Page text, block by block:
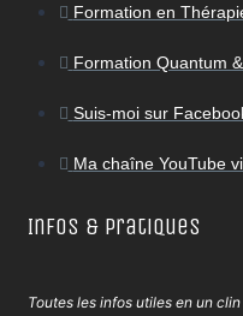
Formation en
Formation Quantum
Suis-moi sur
Ma chaîne YouTube
Infos & Pratiques
Toutes les infos utiles en un